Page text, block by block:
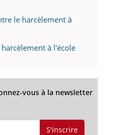
le harcèlement à
à l'école
vous à la newsletter
S'inscrire